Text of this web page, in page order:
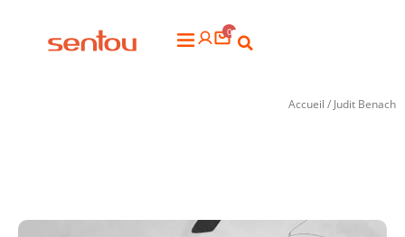
Flyout
0
Accueil / Judit Benach